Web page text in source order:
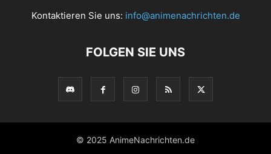
Kontaktieren Sie uns: info@animenachrichten.de
FOLGEN SIE UNS
© 2025 AnimeNachrichten.de